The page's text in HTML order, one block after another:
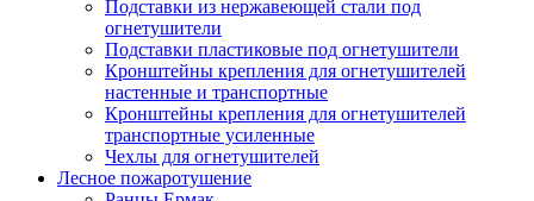
Подставки из нержавеющей стали под
огнетушители
Подставки пластиковые под огнетушители
Кронштейны крепления для огнетушителей
настенные и транспортные
Кронштейны крепления для огнетушителей
транспортные усиленные
Чехлы для огнетушителей
Лесное пожаротушение